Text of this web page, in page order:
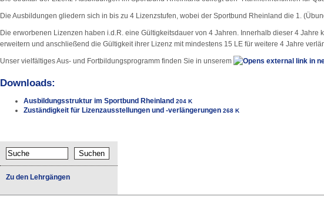
Die Ausbildungen gliedern sich in bis zu 4 Lizenzstufen, wobei der Sportbund Rheinland die 1.
Die erworbenen Lizenzen haben i.d.R. eine Gültigkeitsdauer von 4 Jahren. Innerhalb dieser 4
erweitern und anschließend die Gültigkeit ihrer Lizenz mit mindestens 15 LE für weitere 4 Jahre
Unser vielfältiges Aus- und Fortbildungsprogramm finden Sie in unserem
Downloads:
Ausbildungsstruktur im Sportbund Rheinland 204 K
Zuständigkeit für Lizenzausstellungen und -verlängerungen 268 K
Zu den Lehrgängen